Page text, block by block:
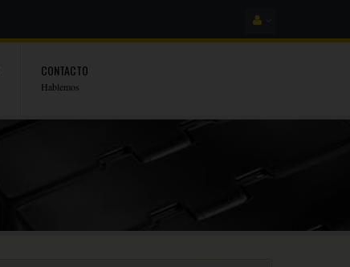
CONTACTO
Hablemos